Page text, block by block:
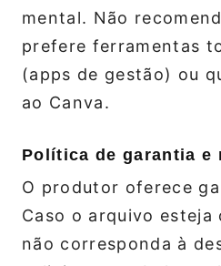
mental. Não
prefere ferramentas
(apps de gestão) ou
ao Canva.
Política de garantia e
O produtor oferece
Caso o arquivo esteja
não corresponda à